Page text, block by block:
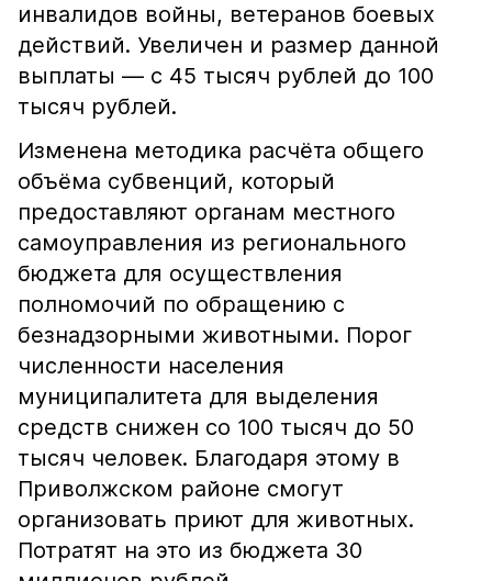
инвалидов войны, ветеранов боевых
действий. Увеличен и размер данной
выплаты — с 45 тысяч рублей до 100
тысяч рублей.
Изменена методика расчёта общего
объёма субвенций, который
предоставляют органам местного
самоуправления из регионального
бюджета для осуществления
полномочий по обращению с
безнадзорными животными. Порог
численности населения
муниципалитета для выделения
средств снижен со 100 тысяч до 50
тысяч человек. Благодаря этому в
Приволжском районе смогут
организовать приют для животных.
Потратят на это из бюджета 30